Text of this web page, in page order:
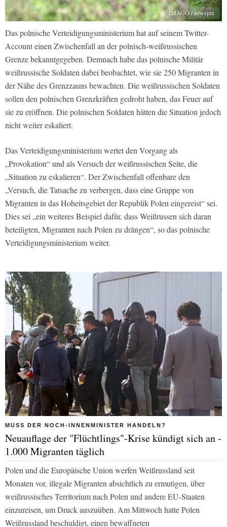
IMAGO / newspix
Das polnische Verteidigungsministerium hat auf seinem Twitter-
Account einen Zwischenfall an der polnisch-weißrussischen
Grenze bekanntgegeben. Demnach habe das polnische Militär
weißrussische Soldaten dabei beobachtet, wie sie 250 Migranten in
der Nähe des Grenzzauns bewachten. Die weißrussischen Soldaten
sollen den polnischen Grenzkräften gedroht haben, das Feuer auf
sie zu eröffnen. Die polnischen Soldaten hätten die Situation jedoch
nicht weiter eskaliert.
Das Verteidigungsministerium wertet den Vorgang als
„Provokation“ und als Versuch der weißrussischen Seite, die
„Situation zu eskalieren“. Der Zwischenfall offenbare den
„Versuch, die Tatsache zu verbergen, dass eine Gruppe von
Migranten in das Hoheitsgebiet der Republik Polen eingereist“ sei.
Dies sei „ein weiteres Beispiel dafür, dass Weißrussen sich daran
beteiligten, Migranten nach Polen zu drängen“, so das polnische
Verteidigungsministerium weiter.
MUSS DER NOCH-INNENMINISTER HANDELN?
Neuauflage der "Flüchtlings"-Krise kündigt sich an -
1.000 Migranten täglich
Polen und die Europäische Union werfen Weißrussland seit
Monaten vor, illegale Migranten absichtlich zu ermutigen, über
weißrussisches Territorium nach Polen und andere EU-Staaten
einzureisen, um Druck auszuüben. Am Mittwoch hatte Polen
Weißrussland beschuldigt, einen bewaffneten